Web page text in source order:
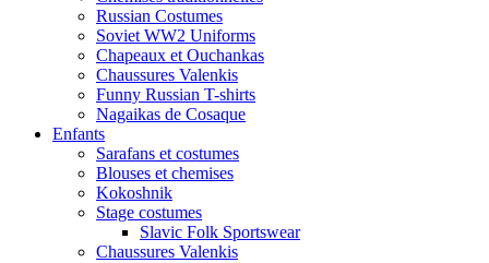
Russian Costumes
Soviet WW2 Uniforms
Chapeaux et Ouchankas
Chaussures Valenkis
Funny Russian T-shirts
Nagaikas de Cosaque
Enfants
Sarafans et costumes
Blouses et chemises
Kokoshnik
Stage costumes
Slavic Folk Sportswear
Chaussures Valenkis